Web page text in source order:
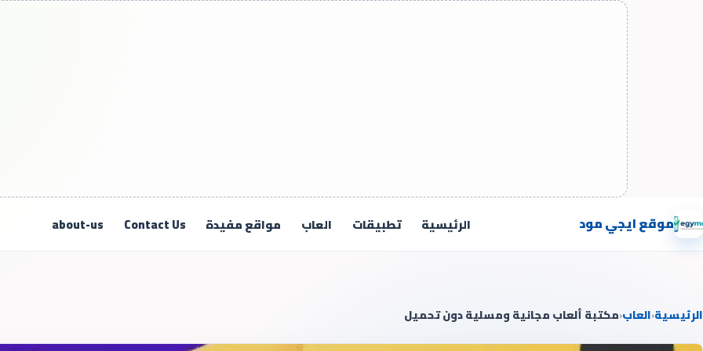
موقع ايجي مود الرئيسية تطبيقات العاب مواقع مفيدة Contact Us
about-us
الرئيسية‹العاب‹مكتبة ألعاب مجانية ومسلية دون تحميل